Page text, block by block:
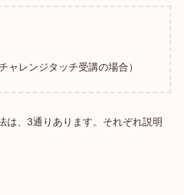
ャレンジタッチ受講の場合）
は、3通りあります。それぞれ説明